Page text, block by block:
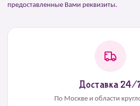
предоставленные Вами реквизиты.
Доставка 24/
По Москве и области